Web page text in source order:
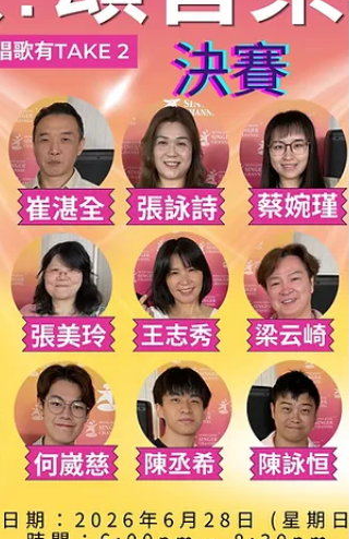
不忘那個人的一首歌 逆境之歌 – 在困難日子裡自
勉勵的一首歌 驚喜合唱環節 日期：2026年7月10
(星期五) 時間：晚上 7:30 地點：東九文化中心 –
館 地址：九龍牛頭角道60號 (港鐵九龍灣站B出口)
演出者：鮑聖光、李泇霖、柳冕、林彥言、區俊傑
票價：HK$350 售票：請WhatsApp 57039103 為
進流行樂壇與民間歌手的交流，特邀五位在Hong
Kong Singer Channel「歌頌音樂戰中」的冠軍歌
擔任嘉賓，包括陳國華、羅雪儀、王志秀、張詠詩
及張心心。 座位有限，購票從速，期待大家的參
與！